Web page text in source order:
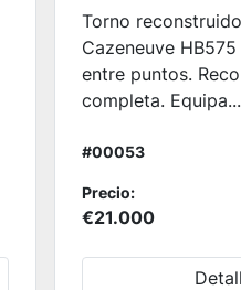
Torno
Cazeneuve
entre puntos.
completa. Equipa...
#00053
Precio:
€21.000